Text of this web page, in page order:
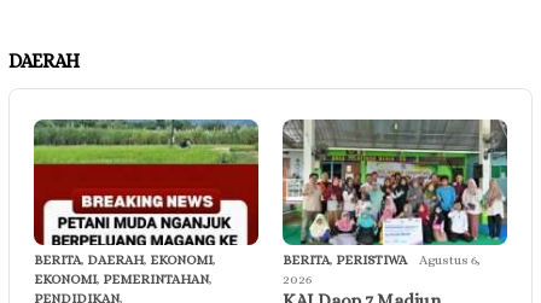
DAERAH
BERITA, DAERAH, EKONOMI,
EKONOMI, PEMERINTAHAN,
PENDIDIKAN,
BERITA, PERISTIWA
Agustus 6,
2026